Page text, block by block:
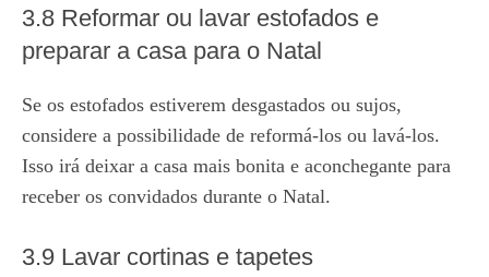
3.8 Reformar ou lavar estofados e
preparar a casa para o Natal
Se os estofados estiverem desgastados ou sujos,
considere a possibilidade de reformá-los ou lavá-los.
Isso irá deixar a casa mais bonita e aconchegante para
receber os convidados durante o Natal.
3.9 Lavar cortinas e tapetes